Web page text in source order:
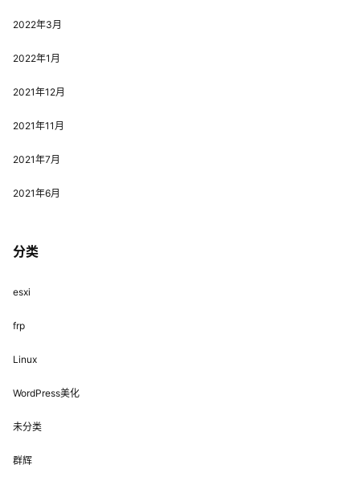
2022年3月
2022年1月
2021年12月
2021年11月
2021年7月
2021年6月
分类
esxi
frp
Linux
WordPress美化
未分类
群辉